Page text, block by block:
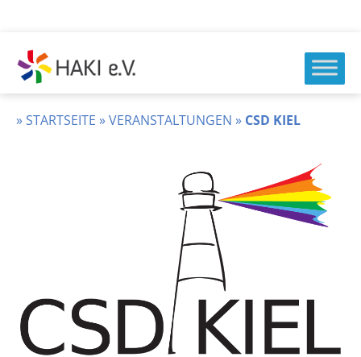
Inhalt
springen
HAKI
e.v.
»STARTSEITE »VERANSTALTUNGEN » CSD KIEL